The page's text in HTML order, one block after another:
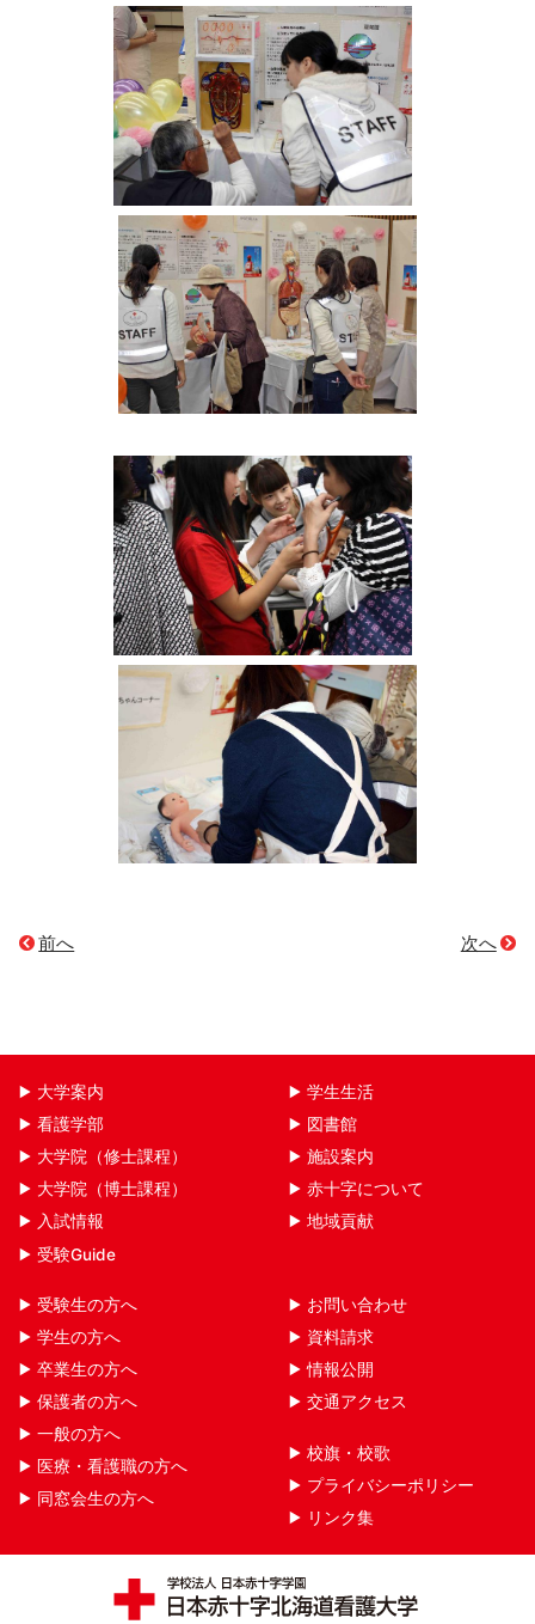
前へ 次へ
大学案内
看護学部
大学院（修士課程）
大学院（博士課程）
入試情報
受験Guide
学生生活
図書館
施設案内
赤十字について
地域貢献
受験生の方へ
学生の方へ
卒業生の方へ
保護者の方へ
一般の方へ
医療・看護職の方へ
同窓会生の方へ
お問い合わせ
資料請求
情報公開
交通アクセス
校旗・校歌
プライバシーポリシー
リンク集